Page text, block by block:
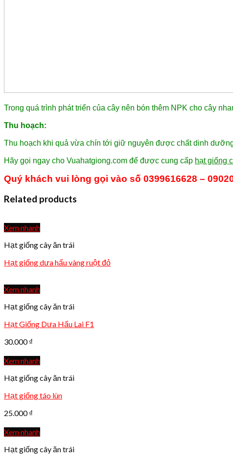
Trong quá trình phát triển của cây nên bón thêm NPK cho cây
Thu hoạch:
Thu hoạch khi quả vừa chín tới giữ nguyên được chất dinh
Hãy gọi ngay cho Vuahatgiong.com để được cung cấp hạt giống
Quý khách vui lòng gọi vào số 0399616628 –
Related products
Xem nhanh
Hạt giống cây ăn trái
Hạt giống dưa hấu vàng ruột đỏ
Xem nhanh
Hạt giống cây ăn trái
Hạt Giống Dưa Hấu Lai F1
30.000₫
Xem nhanh
Hạt giống cây ăn trái
Hạt giống táo lùn
25.000₫
Xem nhanh
Hạt giống cây ăn trái